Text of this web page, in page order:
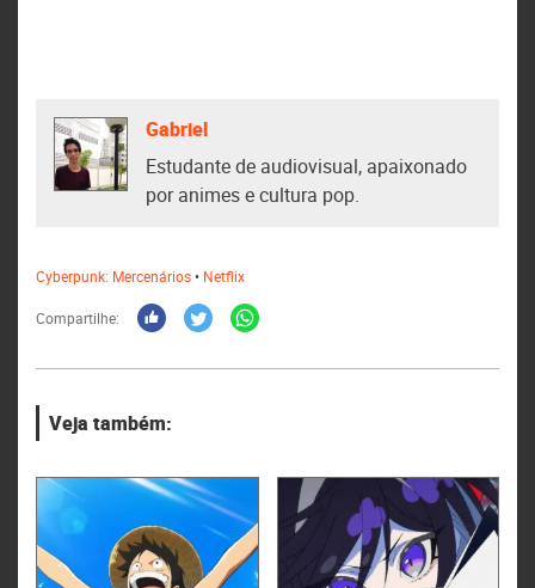
Gabriel
Estudante de audiovisual, apaixonado
por animes e cultura pop.
Cyberpunk: Mercenários• Netflix
Compartilhe:
Veja também: